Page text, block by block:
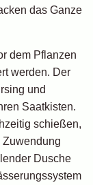
das Ganze
dem Pflanzen
werden. Der
und
Saatkisten.
schießen,
Zuwendung
Dusche